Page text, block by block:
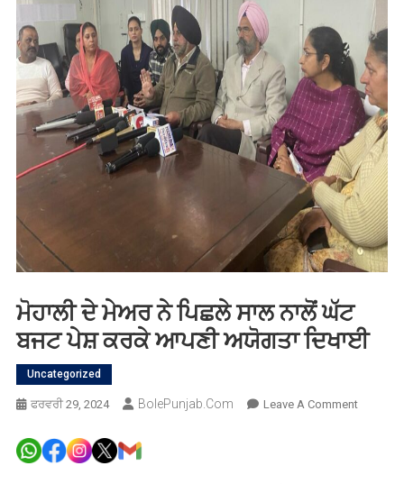
ਮੋਹਾਲੀ ਦੇ ਮੇਅਰ ਨੇ ਪਿਛਲੇ ਸਾਲ ਨਾਲੋਂ ਘੱਟ
ਬਜਟ ਪੇਸ਼ ਕਰਕੇ ਆਪਣੀ ਅਯੋਗਤਾ ਦਿਖਾਈ
Uncategorized
ਫਰਵਰੀ 29, 2024 BolePunjab.com Leave A CommentOn